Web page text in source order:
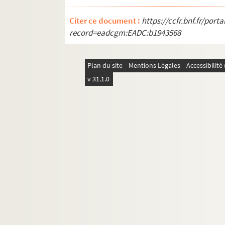
Documentation réunie par Paul Jarry et
Correspondance et papiers personnels
Citer ce document : https://ccfr.bnf.fr/
record=eadcgm:EADC:b1943568
Plan du site Mentions Légales
v 31.1.0